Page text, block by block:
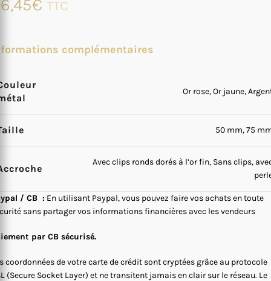
€ TTC
complémentaires
Or rose, Or jaune,
50 mm, 75
Avec clips ronds dorés à l’or fin, Sans clips,
/ CB : En utilisant Paypal, vous pouvez faire vos achats en toute
sans partager vos informations financières avec les vendeurs
par CB sécurisé.
coordonnées de votre carte de crédit sont cryptées grâce au protocole
(Secure Socket Layer) et ne transitent jamais en clair sur le réseau. Le